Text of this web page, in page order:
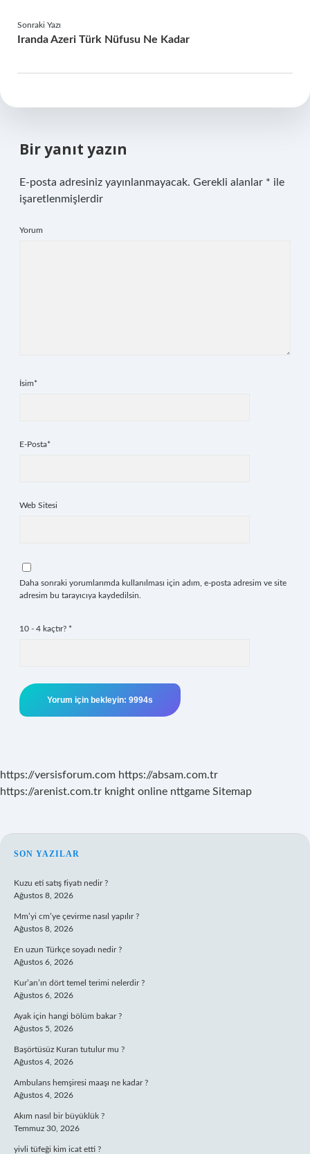
Sonraki Yazı
Iranda Azeri Türk Nüfusu Ne Kadar
Bir yanıt yazın
E-posta adresiniz yayınlanmayacak. Gerekli alanlar * ile
işaretlenmişlerdir
Yorum
İsim*
E-Posta*
Web Sitesi
Daha sonraki yorumlarımda kullanılması için adım, e-posta adresim ve site
adresim bu tarayıcıya kaydedilsin.
10 - 4 kaçtır? *
https://versisforum.com https://absam.com.tr
https://arenist.com.tr knight online nttgame Sitemap
SIDEBAR
SON YAZILAR
Kuzu eti satış fiyatı nedir ?
Ağustos 8, 2026
Mm’yi cm’ye çevirme nasıl yapılır ?
Ağustos 8, 2026
En uzun Türkçe soyadı nedir ?
Ağustos 6, 2026
Kur’an’ın dört temel terimi nelerdir ?
Ağustos 6, 2026
Ayak için hangi bölüm bakar ?
Ağustos 5, 2026
Başörtüsüz Kuran tutulur mu ?
Ağustos 4, 2026
Ambulans hemşiresi maaşı ne kadar ?
Ağustos 4, 2026
Akım nasıl bir büyüklük ?
Temmuz 30, 2026
yivli tüfeği kim icat etti ?